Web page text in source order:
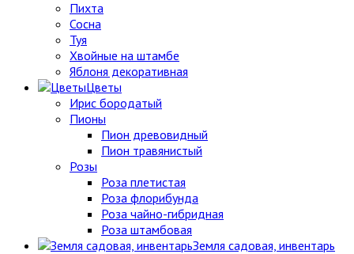
Пихта
Сосна
Туя
Хвойные на штамбе
Яблоня декоративная
Цветы
Ирис бородатый
Пионы
Пион древовидный
Пион травянистый
Розы
Роза плетистая
Роза флорибунда
Роза чайно-гибридная
Роза штамбовая
Земля садовая, инвентарь